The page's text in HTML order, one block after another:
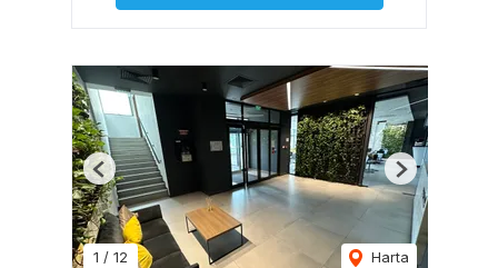
1 / 12 Harta
Previous Next